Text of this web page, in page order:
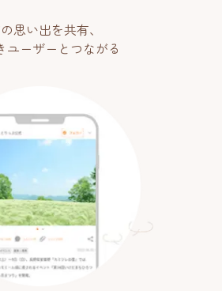
思い出を共有、
ユーザーとつながる